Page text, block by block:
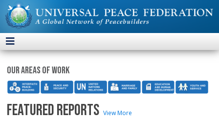
Our areas of work
FEATURED REPORTS View More